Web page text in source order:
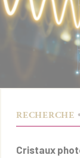
RECHERCHE
Cristaux